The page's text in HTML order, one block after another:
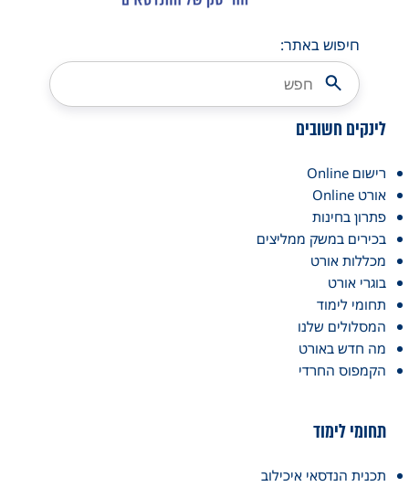
חיפוש באתר:
לינקים חשובים
רישום Online
אורט Online
פתרון בחינות
בכירים במשק ממליצים
מכללות אורט
בוגרי אורט
תחומי לימוד
המסלולים שלנו
מה חדש באורט
הקמפוס החרדי
תחומי לימוד
תכנית הנדסאי איכילוב